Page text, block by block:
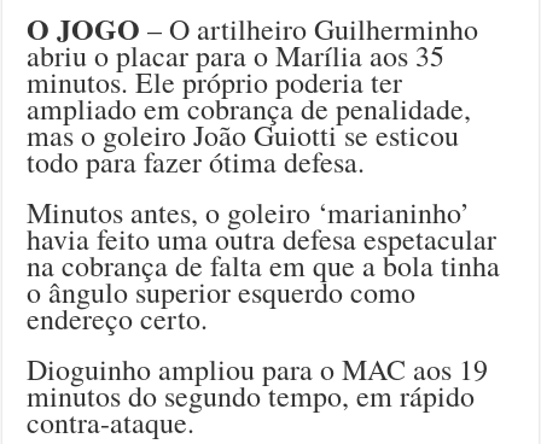
O JOGO – O artilheiro Guilherminho
abriu o placar para o Marília aos 35
minutos. Ele próprio poderia ter
ampliado em cobrança de penalidade,
mas o goleiro João Guiotti se esticou
todo para fazer ótima defesa.
Minutos antes, o goleiro ‘marianinho’
havia feito uma outra defesa espetacular
na cobrança de falta em que a bola tinha
o ângulo superior esquerdo como
endereço certo.
Dioguinho ampliou para o MAC aos 19
minutos do segundo tempo, em rápido
contra-ataque.